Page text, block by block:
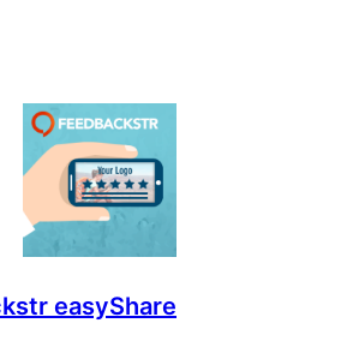
easyShare